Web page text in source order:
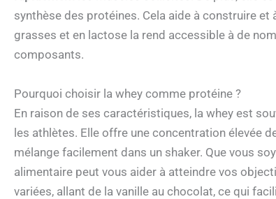
synthèse des protéines. Cela aide à construire
grasses et en lactose la rend accessible à de
composants.
Pourquoi choisir la whey comme protéine ?
En raison de ses caractéristiques, la whey est
les athlètes. Elle offre une concentration élevée
mélange facilement dans un shaker. Que vous
alimentaire peut vous aider à atteindre vos
variées, allant de la vanille au chocolat, ce qui